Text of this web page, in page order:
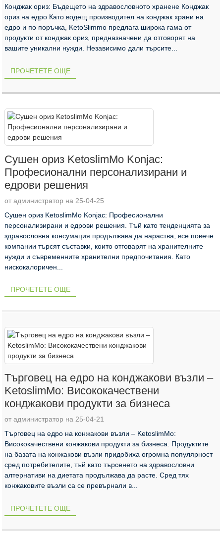
Конджак ориз: Бъдещето на здравословното хранене Конджак
ориз на едро Като водещ производител на конджак храни на
едро и по поръчка, KetoSlimmo предлага широка гама от
продукти от конджак ориз, предназначени да отговорят на
вашите уникални нужди. Независимо дали търсите...
ПРОЧЕТЕТЕ ОЩЕ
Сушен ориз KetoslimMo Konjac:
Професионални персонализирани и
едрови решения
от администратор на 25-04-25
Сушен ориз KetoslimMo Konjac: Професионални
персонализирани и едрови решения. Тъй като тенденцията за
здравословна консумация продължава да нараства, все повече
компании търсят съставки, които отговарят на хранителните
нужди и съвременните хранителни предпочитания. Като
нискокалоричен...
ПРОЧЕТЕТЕ ОЩЕ
Търговец на едро на конджакови възли –
KetoslimMo: Висококачествени
конджакови продукти за бизнеса
от администратор на 25-04-21
Търговец на едро на конжакови възли – KetoslimMo:
Висококачествени конжакови продукти за бизнеса. Продуктите
на базата на конжакови възли придобиха огромна популярност
сред потребителите, тъй като търсенето на здравословни
алтернативи на диетата продължава да расте. Сред тях
конжаковите възли са се превърнали в...
ПРОЧЕТЕТЕ ОЩЕ